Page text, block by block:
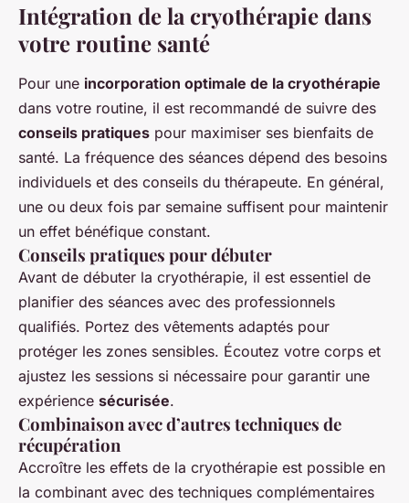
Intégration de la cryothérapie dans
votre routine santé
Pour une incorporation optimale de la cryothérapie
dans votre routine, il est recommandé de suivre des
conseils pratiques pour maximiser ses bienfaits de
santé. La fréquence des séances dépend des besoins
individuels et des conseils du thérapeute. En général,
une ou deux fois par semaine suffisent pour maintenir
un effet bénéfique constant.
Conseils pratiques pour débuter
Avant de débuter la cryothérapie, il est essentiel de
planifier des séances avec des professionnels
qualifiés. Portez des vêtements adaptés pour
protéger les zones sensibles. Écoutez votre corps et
ajustez les sessions si nécessaire pour garantir une
expérience sécurisée.
Combinaison avec d’autres techniques de
récupération
Accroître les effets de la cryothérapie est possible en
la combinant avec des techniques complémentaires